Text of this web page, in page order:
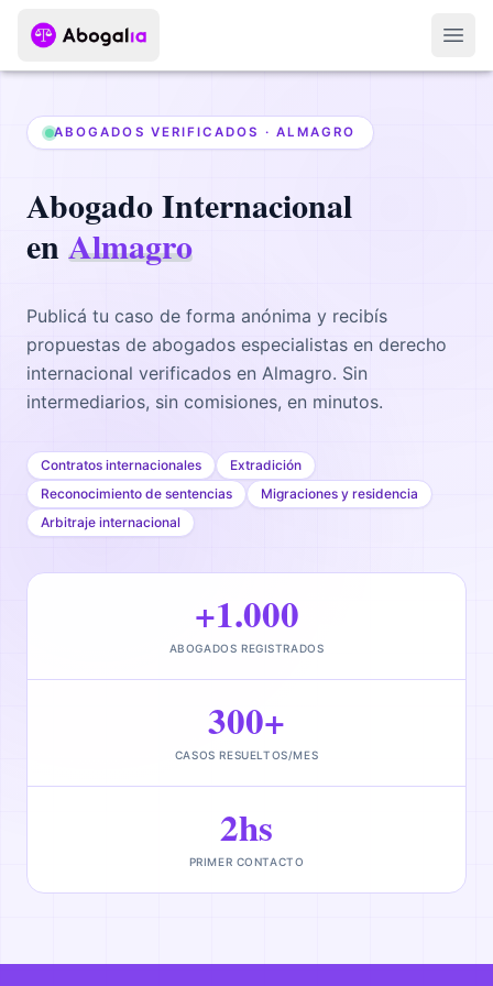
ABOGADOS VERIFICADOS · ALMAGRO
AbogadoInternacional
enAlmagro
Publicá tu caso de forma anónima y recibís
propuestas de abogados especialistas en derecho
internacional verificados en Almagro. Sin
intermediarios, sin comisiones, en minutos.
Contratos internacionales
Extradición
Reconocimiento de sentencias
Migraciones y residencia
Arbitraje internacional
+1.000
ABOGADOS REGISTRADOS
300+
CASOS RESUELTOS/MES
2hs
PRIMER CONTACTO